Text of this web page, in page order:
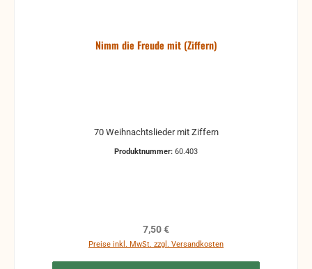
Nimm die Freude mit (Ziffern)
70 Weihnachtslieder mit Ziffern
Produktnummer: 60.403
Regulärer Preis:
7,50 €
Preise inkl. MwSt. zzgl. Versandkosten